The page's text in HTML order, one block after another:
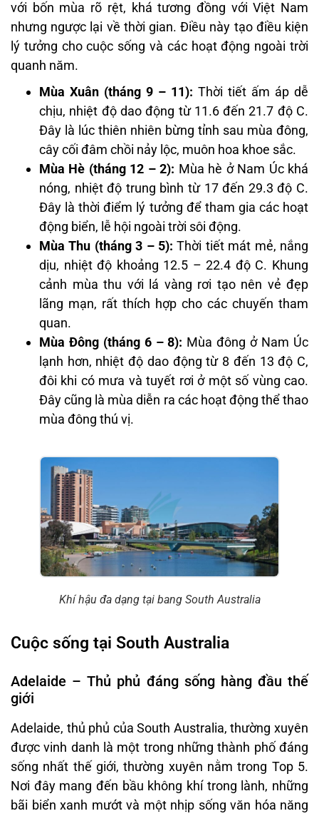
với bốn mùa rõ rệt, khá tương đồng với Việt Nam
nhưng ngược lại về thời gian. Điều này tạo điều kiện
lý tưởng cho cuộc sống và các hoạt động ngoài trời
quanh năm.
Mùa Xuân (tháng 9 – 11): Thời tiết ấm áp dễ
chịu, nhiệt độ dao động từ 11.6 đến 21.7 độ C.
Đây là lúc thiên nhiên bừng tỉnh sau mùa đông,
cây cối đâm chồi nảy lộc, muôn hoa khoe sắc.
Mùa Hè (tháng 12 – 2): Mùa hè ở Nam Úc khá
nóng, nhiệt độ trung bình từ 17 đến 29.3 độ C.
Đây là thời điểm lý tưởng để tham gia các hoạt
động biển, lễ hội ngoài trời sôi động.
Mùa Thu (tháng 3 – 5): Thời tiết mát mẻ, nắng
dịu, nhiệt độ khoảng 12.5 – 22.4 độ C. Khung
cảnh mùa thu với lá vàng rơi tạo nên vẻ đẹp
lãng mạn, rất thích hợp cho các chuyến tham
quan.
Mùa Đông (tháng 6 – 8): Mùa đông ở Nam Úc
lạnh hơn, nhiệt độ dao động từ 8 đến 13 độ C,
đôi khi có mưa và tuyết rơi ở một số vùng cao.
Đây cũng là mùa diễn ra các hoạt động thể thao
mùa đông thú vị.
Khí hậu đa dạng tại bang South Australia
Cuộc sống tại South Australia
Adelaide – Thủ phủ đáng sống hàng đầu thế
giới
Adelaide, thủ phủ của South Australia, thường xuyên
được vinh danh là một trong những thành phố đáng
sống nhất thế giới, thường xuyên nằm trong Top 5.
Nơi đây mang đến bầu không khí trong lành, những
bãi biển xanh mướt và một nhịp sống văn hóa năng